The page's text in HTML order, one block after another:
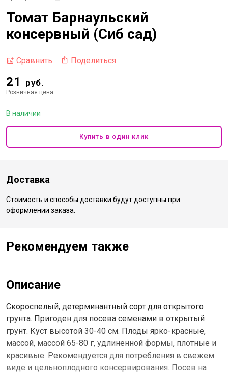
Томат Барнаульский
консервный (Сиб сад)
Сравнить Поделиться
21 руб.
Розничная цена
В наличии
Купить в один клик
Доставка
Стоимость и способы доставки будут доступны при
оформлении заказа.
Рекомендуем также
Описание
Скороспелый, детерминантный сорт для открытого
грунта. Пригоден для посева семенами в открытый
грунт. Куст высотой 30-40 см. Плоды ярко-красные,
массой, массой 65-80 г, удлиненной формы, плотные и
красивые. Рекомендуется для потребления в свежем
виде и цельноплодного консервирования. Посев на